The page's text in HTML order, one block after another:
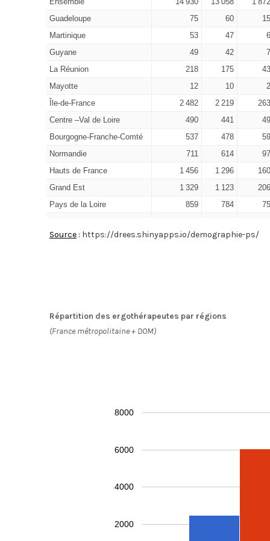
Guadeloupe
75 60
15
Martinique
53 47
6
Guyane
49 42
7
La Réunion
218 175
43
Mayotte
12 10
2
Île-de-France
2 482 2 219
263
Centre –Val de Loire
490 441
49
Bourgogne-Franche-Comté
537 478
59
Normandie
711 614
97
Hauts de France
1 456 1 296
160
Grand Est
1 329 1 123
206
Pays de la Loire
859 784
75
Nouvelle Aquitaine
1 322 1 126
Source : https://drees.shinyapps.io/demographie-ps/
Répartition des ergothérapeutes par régions
(France métropolitaine + DOM)
2000
4000
6000
8000